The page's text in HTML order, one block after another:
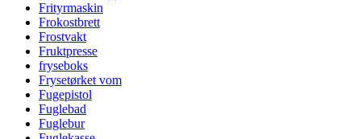
Frityrmaskin
Frokostbrett
Frostvakt
Fruktpresse
fryseboks
Frysetørket vom
Fugepistol
Fuglebad
Fuglebur